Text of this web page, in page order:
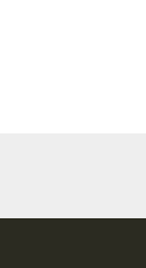
なお、ご連絡手